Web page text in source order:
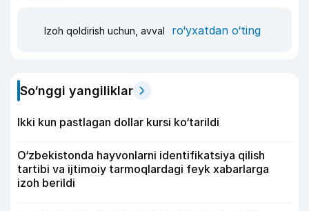
Izoh qoldirish uchun, avval ro‘yxatdan o‘ting
So‘nggi yangiliklar
Ikki kun pastlagan dollar kursi ko‘tarildi
O‘zbekistonda hayvonlarni identifikatsiya qilish
tartibi va ijtimoiy tarmoqlardagi feyk xabarlarga
izoh berildi